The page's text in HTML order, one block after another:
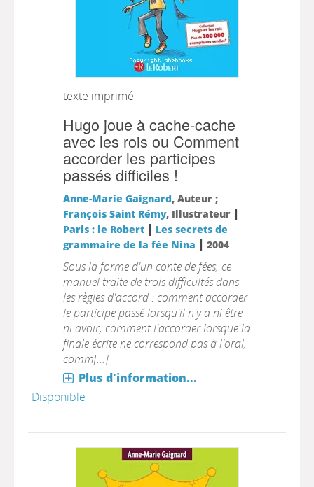
texte imprimé
Hugo joue à cache-cache
avec les rois ou Comment
accorder les participes
passés difficiles !
Anne-Marie Gaignard, Auteur ;
François Saint Rémy, Illustrateur |
Paris : le Robert| Les secrets de
grammaire de la fée Nina | 2004
Sous la forme d'un conte de fées, ce
manuel traite de trois difficultés dans
les règles d'accord : comment accorder
le participe passé lorsqu'il n'y a ni être
ni avoir, comment l'accorder lorsque la
finale écrite ne correspond pas à l'oral,
comm[...]
Plus d'information...
Disponible